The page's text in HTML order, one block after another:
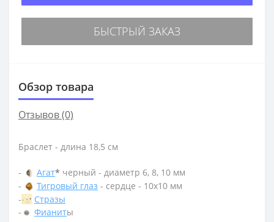
БЫСТРЫЙ ЗАКАЗ
Обзор товара
Отзывов (0)
Браслет - длина 18,5 см
- Агат* черный - диаметр 6, 8, 10 мм
-
Тигровый глаз - сердце - 10х10 мм
-
Стразы
-
Фианиты